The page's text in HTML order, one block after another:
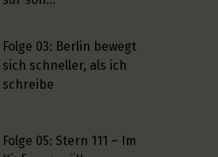
Folge 03: Berlin bewegt
sich schneller, als ich
schreibe
Folge 05: Stern 111 – Im